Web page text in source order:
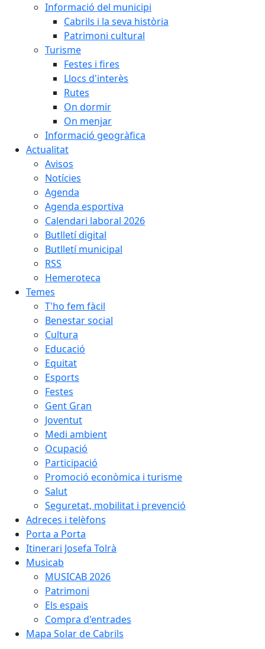
Informació del municipi
Cabrils i la seva història
Patrimoni cultural
Turisme
Festes i fires
Llocs d'interès
Rutes
On dormir
On menjar
Informació geogràfica
Actualitat
Avisos
Notícies
Agenda
Agenda esportiva
Calendari laboral 2026
Butlletí digital
Butlletí municipal
RSS
Hemeroteca
Temes
T'ho fem fàcil
Benestar social
Cultura
Educació
Equitat
Esports
Festes
Gent Gran
Joventut
Medi ambient
Ocupació
Participació
Promoció econòmica i turisme
Salut
Seguretat, mobilitat i prevenció
Adreces i telèfons
Porta a Porta
Itinerari Josefa Tolrà
Musicab
MUSICAB 2026
Patrimoni
Els espais
Compra d'entrades
Mapa Solar de Cabrils